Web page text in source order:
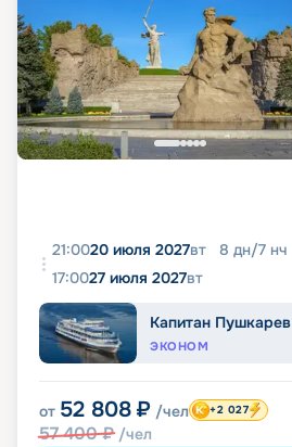
21:0020 июля 2027вт 8 дн/7 нч
17:0027 июля 2027вт
Капитан Пушкарев
ЭКОНОМ
от 52 808 ₽ /чел
57 400₽ /чел
+2 027